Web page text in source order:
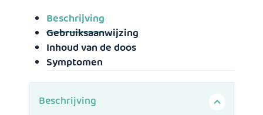
Beschrijving
Gebruiksaanwijzing
Inhoud van de doos
Symptomen
Beschrijving